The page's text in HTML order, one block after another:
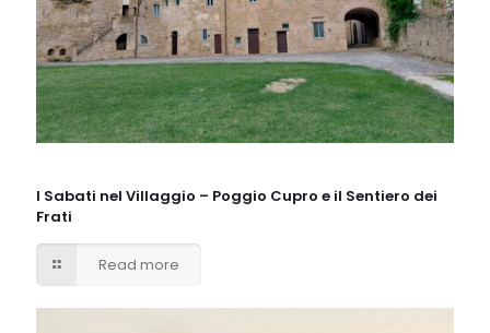
I Sabati nel Villaggio – Poggio Cupro e il Sentiero dei
Frati
Read more